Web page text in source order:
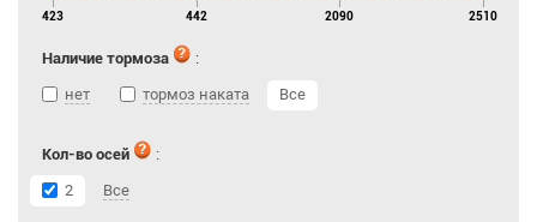
423 442 2090 2510
Наличие тормоза
:
нет
тормоз наката Все
Кол-во осей
:
2
Все